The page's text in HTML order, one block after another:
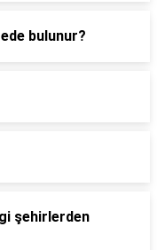
bulunur?
şehirlerden